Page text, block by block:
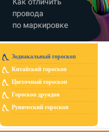
Зодиакальный гороскоп
Китайский гороскоп
Цветочный гороскоп
Гороскоп друидов
Рунический гороскоп